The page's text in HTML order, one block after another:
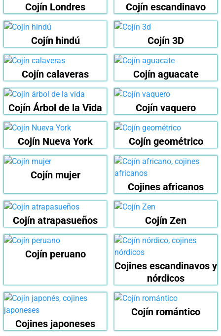
Cojín Londres Cojín escandinavo
Cojín hindú Cojín 3D
Cojín calaveras Cojín aguacate
Cojín Árbol de la Vida Cojín vaquero
Cojín Nueva York Cojín geométrico
Cojín mujer
Cojines africanos
Cojín atrapasueños Cojín Zen
Cojín peruano
Cojines escandinavos y
nórdicos
Cojines japoneses
Cojín romántico